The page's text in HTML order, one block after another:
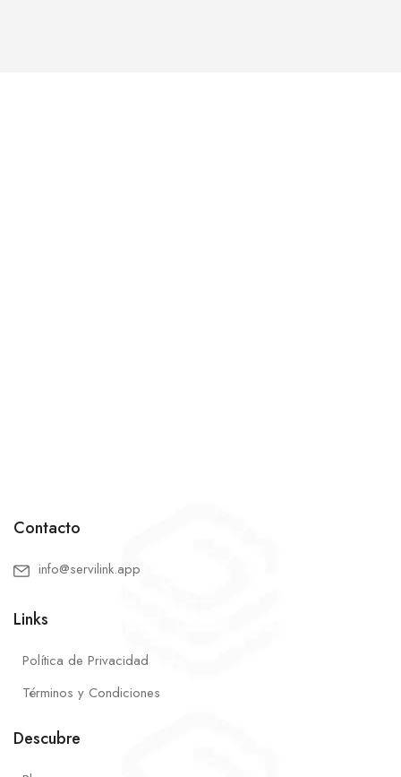
Contacto
info@servilink.app
Links
Política de Privacidad
Términos y Condiciones
Descubre